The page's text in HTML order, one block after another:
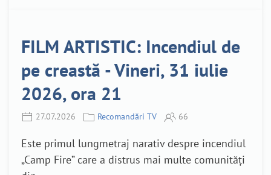
FILM ARTISTIC: Incendiul de
pe creastă - Vineri, 31 iulie
2026, ora 21
27.07.2026 Recomandări TV 66
Este primul lungmetraj narativ despre incendiul
„Camp Fire” care a distrus mai multe comunități